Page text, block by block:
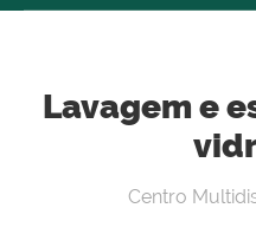
Lavagem e
Centro